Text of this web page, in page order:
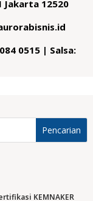
Jakarta 12520
0515 | Salsa:
KEMNAKER